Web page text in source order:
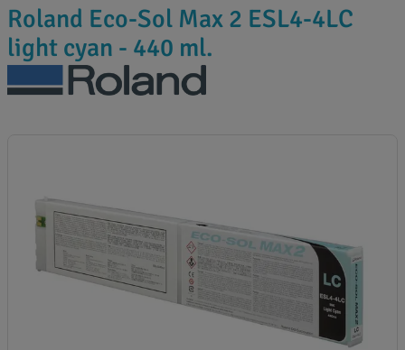
Roland Eco-Sol Max 2 ESL4-4LC
light cyan - 440 ml.